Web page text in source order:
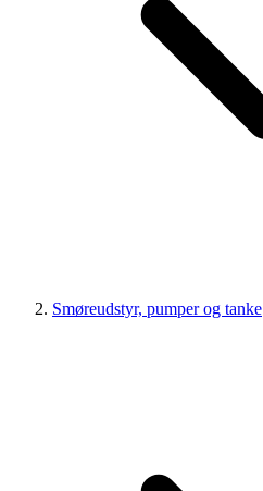
Smøreudstyr, pumper og tanke